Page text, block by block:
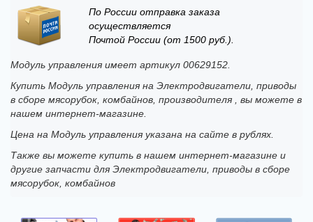
По России отправка заказа
осуществляется
Почтой России (от 1500 руб.).
Модуль управления имеет артикул 00629152.
Купить Модуль управления на Электродвигатели, приводы
в сборе мясорубок, комбайнов, производителя , вы можете в
нашем интернет-магазине.
Цена на Модуль управления указана на сайте в рублях.
Также вы можете купить в нашем интернет-магазине и
другие запчасти для Электродвигатели, приводы в сборе
мясорубок, комбайнов